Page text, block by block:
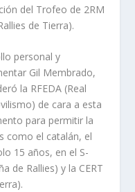
del Trofeo de 2RM
de Tierra).
personal y
Gil Membrado,
la RFEDA (Real
de cara a esta
para permitir la
como el catalán, el
15 años, en el S-
de Rallies) y la CERT